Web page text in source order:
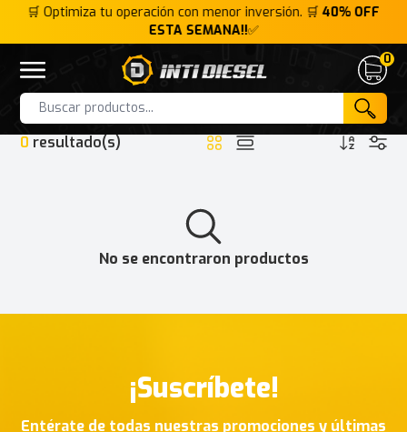
🛒 Optimiza tu operación con menor inversión. 🛒40% OFF
ESTA SEMANA!!✅
Open menu
Inti Diesel
Cart
0
HOME INTERFACE
Products
0 resultado(s)
No se encontraron productos
¡Suscríbete!
Entérate de todas nuestras promociones y últimas